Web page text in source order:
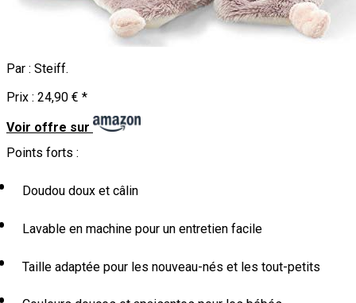
Par : Steiff.
Prix : 24,90 € *
Voir offre sur
Points forts :
Doudou doux et câlin
Lavable en machine pour un entretien facile
Taille adaptée pour les nouveau-nés et les tout-petits